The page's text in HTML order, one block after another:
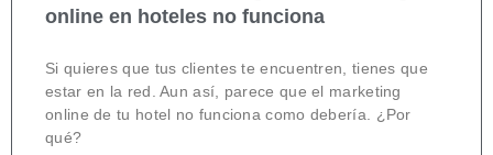
online en hoteles no funciona
Si quieres que tus clientes te encuentren, tienes que
estar en la red. Aun así, parece que el marketing
online de tu hotel no funciona como debería. ¿Por
qué?